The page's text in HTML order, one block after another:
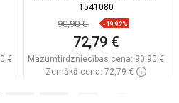
€
1541080
90,90 € -19,92%
72,79 €
Mazumtirdzniecības cena: 90,90 €
Zemākā cena: 72,79 €